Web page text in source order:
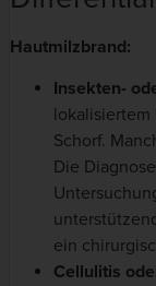
Hautmilzbrand:
Insekten-
Schorf.
Die
ein
Cellulitis